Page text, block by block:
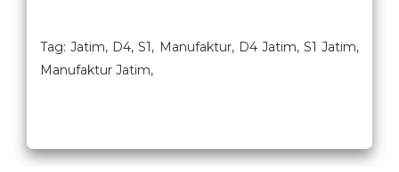
Tag: Jatim, D4, S1, Manufaktur, D4 Jatim, S1 Jatim,
Manufaktur Jatim,